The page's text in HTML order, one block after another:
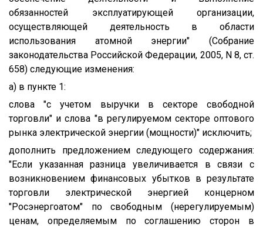
обязанностей эксплуатирующей организации,
осуществляющей деятельность в области
использования атомной энергии" (Собрание
законодательства Российской Федерации, 2005, N 8, ст.
658) следующие изменения:
а) в пункте 1:
слова "с учетом выручки в секторе свободной
торговли" и слова "в регулируемом секторе оптового
рынка электрической энергии (мощности)" исключить;
дополнить предложением следующего содержания:
"Если указанная разница увеличивается в связи с
возникновением финансовых убытков в результате
торговли электрической энергией концерном
"Росэнергоатом" по свободным (нерегулируемым)
ценам, определяемым по соглашению сторон в